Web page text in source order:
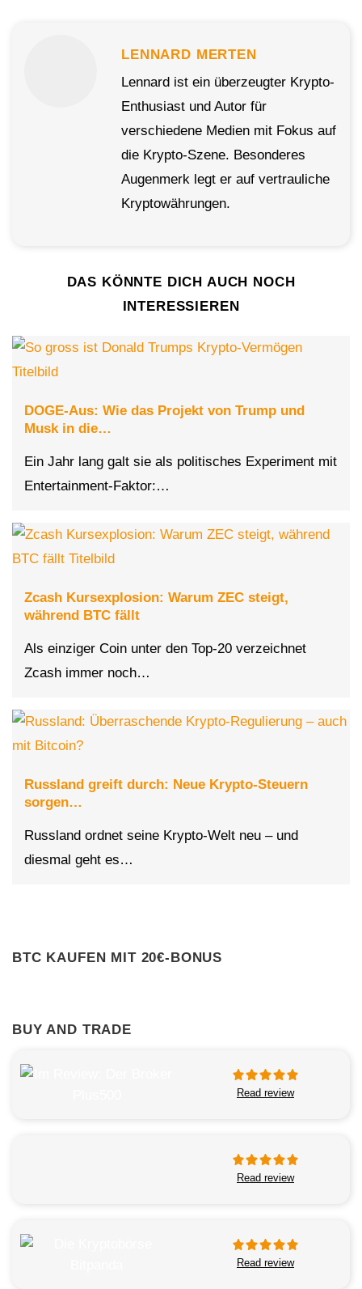
LENNARD MERTEN
Lennard ist ein überzeugter Krypto-
Enthusiast und Autor für
verschiedene Medien mit Fokus auf
die Krypto-Szene. Besonderes
Augenmerk legt er auf vertrauliche
Kryptowährungen.
DAS KÖNNTE DICH AUCH NOCH
INTERESSIEREN
DOGE-Aus: Wie das Projekt von Trump und
Musk in die…
Ein Jahr lang galt sie als politisches Experiment mit
Entertainment-Faktor:…
Zcash Kursexplosion: Warum ZEC steigt,
während BTC fällt
Als einziger Coin unter den Top-20 verzeichnet
Zcash immer noch…
Russland greift durch: Neue Krypto-Steuern
sorgen…
Russland ordnet seine Krypto-Welt neu – und
diesmal geht es…
BTC KAUFEN MIT 20€-BONUS
BUY AND TRADE
Read review
Read review
Read review